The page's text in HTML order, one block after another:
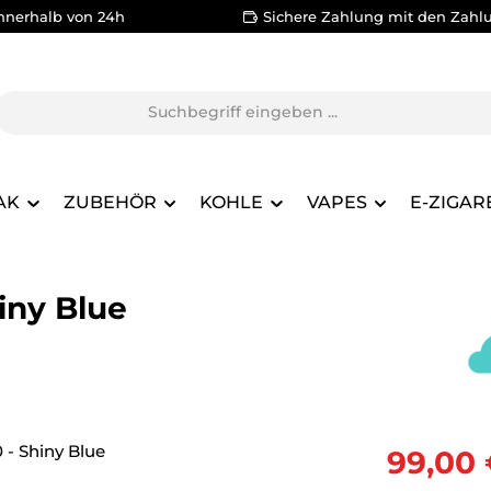
von 24h Sichere Zahlung mit den
ZUBEHÖR KOHLE VAPES E-
Blue
99,00